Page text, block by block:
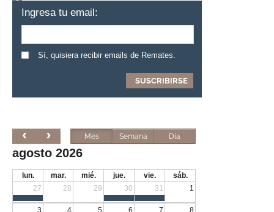
Ingresa tu email:
Sí, quisiera recibir emails de Remates.
Mes Semana Día
agosto 2026
lun. mar. mié. jue. vie.
sáb.
27
28 29 30 31 1
3 4 5 6 7 8